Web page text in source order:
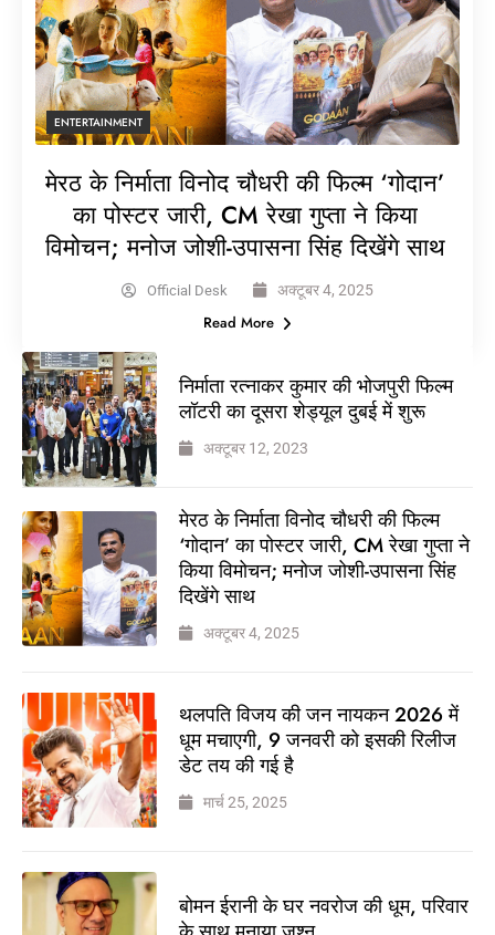
ENTERTAINMENT
मेरठ के निर्माता विनोद चौधरी की फिल्म ‘गोदान’
का पोस्टर जारी, CM रेखा गुप्ता ने किया
विमोचन; मनोज जोशी-उपासना सिंह दिखेंगे साथ
Official Desk अक्टूबर 4, 2025
Read More
निर्माता रत्नाकर कुमार की भोजपुरी फिल्म
लॉटरी का दूसरा शेड्यूल दुबई में शुरू
अक्टूबर 12, 2023
मेरठ के निर्माता विनोद चौधरी की फिल्म
‘गोदान’ का पोस्टर जारी, CM रेखा गुप्ता ने
किया विमोचन; मनोज जोशी-उपासना सिंह
दिखेंगे साथ
अक्टूबर 4, 2025
थलपति विजय की जन नायकन 2026 में
धूम मचाएगी, 9 जनवरी को इसकी रिलीज
डेट तय की गई है
मार्च 25, 2025
बोमन ईरानी के घर नवरोज की धूम, परिवार